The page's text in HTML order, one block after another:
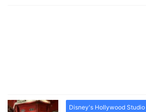
Disney's Hollywood Studio